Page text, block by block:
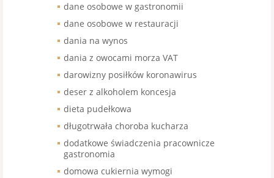
dane osobowe w gastronomii
dane osobowe w restauracji
dania na wynos
dania z owocami morza VAT
darowizny posiłków koronawirus
deser z alkoholem koncesja
dieta pudełkowa
długotrwała choroba kucharza
dodatkowe świadczenia pracownicze
gastronomia
domowa cukiernia wymogi